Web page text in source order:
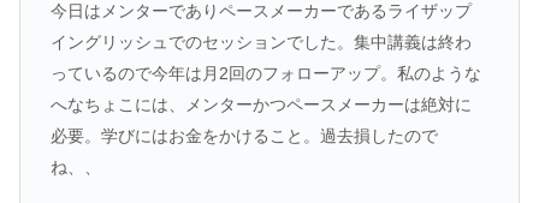
今日はメンターでありペースメーカーであるライザップ
イングリッシュでのセッションでした。集中講義は終わ
っているので今年は月2回のフォローアップ。私のような
へなちょこには、メンターかつペースメーカーは絶対に
必要。学びにはお金をかけること。過去損したので
ね、、